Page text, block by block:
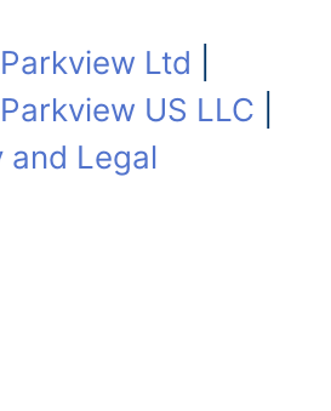
Ltd
US LLC
and Legal